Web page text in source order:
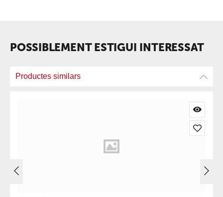
POSSIBLEMENT ESTIGUI INTERESSAT
Productes similars